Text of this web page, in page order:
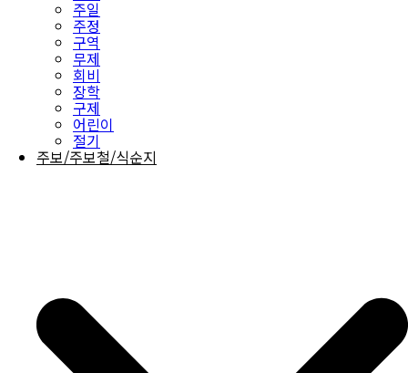
주일
주정
구역
무제
회비
장학
구제
어린이
절기
주보/주보철/식순지